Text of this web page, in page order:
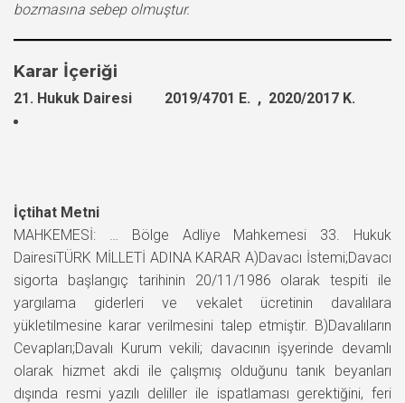
bozmasına sebep olmuştur.
Karar İçeriği
21. Hukuk Dairesi 2019/4701 E. , 2020/2017 K.
İçtihat Metni
MAHKEMESİ: … Bölge Adliye Mahkemesi 33. Hukuk
DairesiTÜRK MİLLETİ ADINA KARAR A)Davacı İstemi;Davacı
sigorta başlangıç tarihinin 20/11/1986 olarak tespiti ile
yargılama giderleri ve vekalet ücretinin davalılara
yükletilmesine karar verilmesini talep etmiştir. B)Davalıların
Cevapları;Davalı Kurum vekili; davacının işyerinde devamlı
olarak hizmet akdi ile çalışmış olduğunu tanık beyanları
dışında resmi yazılı deliller ile ispatlaması gerektiğini, feri